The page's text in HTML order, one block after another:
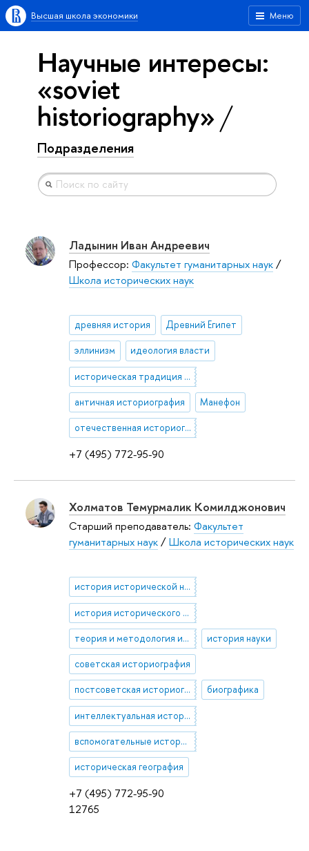
Меню
Высшая школа экономики
Научные интересы:
«soviet
historiography»
Подразделения
+7 (495) 772-95-90
Ладынин Иван Андреевич
Профессор: Факультет гуманитарных наук/
Школа исторических наук
древняя история Древний Египет
эллинизм идеология власти
историческая традиция и самосознание египтян во II тыс. до н.э. – I тыс. н.э.
античная историография Манефон
отечественная историография
+7 (495) 772-95-90
12765
Холматов Темурмалик Комилджонович
Старший преподаватель: Факультет
гуманитарных наук/Школа исторических наук
история исторической науки
история исторического знания
теория и методология истории история науки
советская историография
постсоветская историография биографика
интеллектуальная история
вспомогательные исторические дисциплины
историческая география